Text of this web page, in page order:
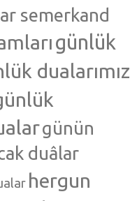
semerkand
günlük
dualarımız
günün
duâlar
hergun